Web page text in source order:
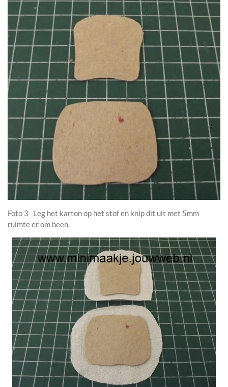
Foto 3 Leg het karton op het stof en knip dit uit met 5mm
ruimte er om heen.